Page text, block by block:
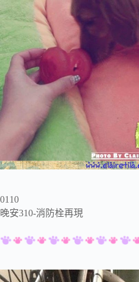
0110
晚安310-消防栓再現